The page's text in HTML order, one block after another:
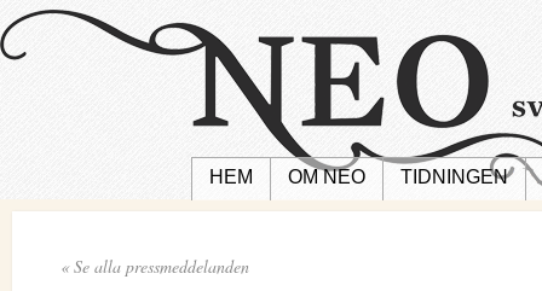
HEM OM NEO TIDNINGEN
« Se alla pressmeddelanden